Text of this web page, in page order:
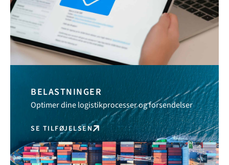
BELASTNINGER
Optimer dine logistikprocesser og forsendelser
SE TILFØJELSEN